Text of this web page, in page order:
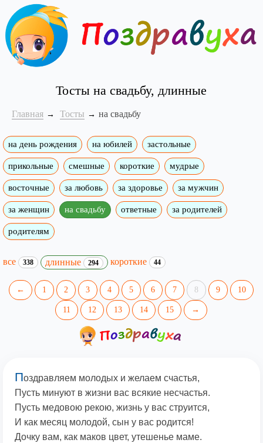
Тосты на свадьбу, длинные
Главная Тосты на свадьбу
на день рождения на юбилей застольные
прикольные смешные короткие мудрые
восточные за любовь за здоровье за мужчин
за женщин на свадьбу ответные за родителей
родителям
все 338 длинные 294 короткие 44
← 1 2 3 4 5 6 7 8 9 10
11 12 13 14 15 →
Поздравляем молодых и желаем счастья,
Пусть минуют в жизни вас всякие несчастья.
Пусть медовою рекою, жизнь у вас струится,
И как месяц молодой, сын у вас родится!
Дочку вам, как маков цвет, утешенье маме.